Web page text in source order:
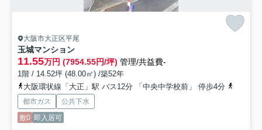
大阪市大正区平尾
玉城マンション
11.55万円 (7954.55円/坪) 管理/共益費-
1階 / 14.52坪 (48.00㎡) /築52年
大阪環状線「大正」駅 バス12分 「中央中学校前」 停歩4分
都市ガス
公共下水
敷0 即入居可